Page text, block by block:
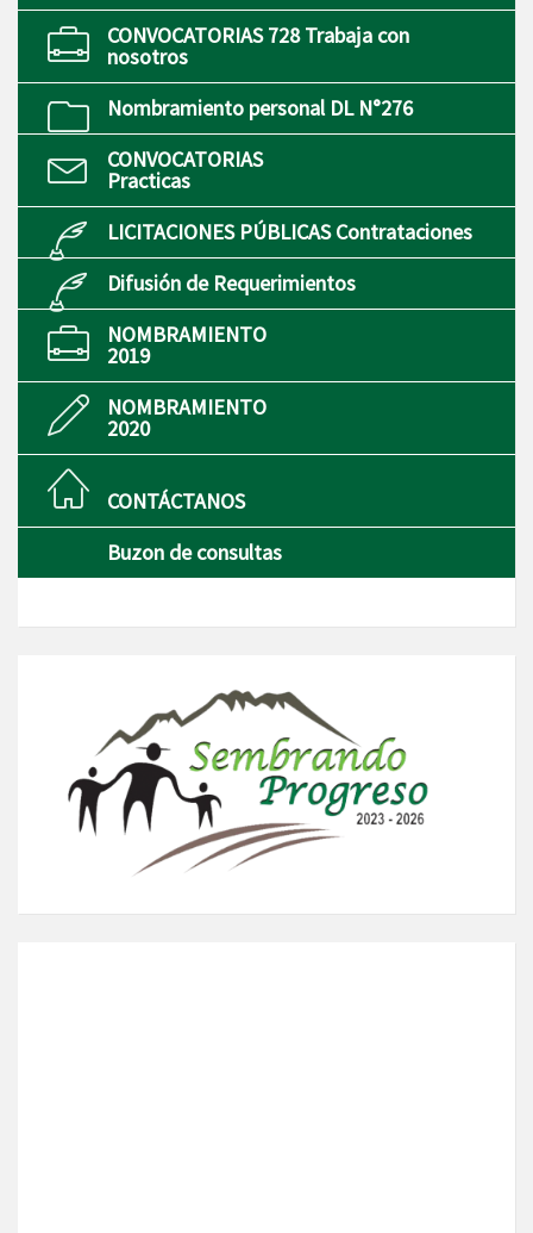
CONVOCATORIAS 728 Trabaja con
nosotros
Nombramiento personal DL N°276
CONVOCATORIAS
Practicas
LICITACIONES PÚBLICAS Contrataciones
Difusión de Requerimientos
NOMBRAMIENTO
2019
NOMBRAMIENTO
2020
CONTÁCTANOS
Buzon de consultas